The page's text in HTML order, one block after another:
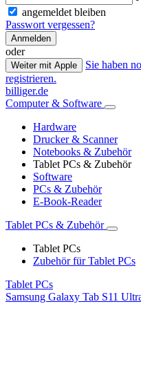
angemeldet bleiben
Passwort vergessen?
Anmelden
oder
Weiter mit Apple
Sie haben
registrieren.
billiger.de
Computer & Software
Hardware
Drucker & Scanner
Notebooks & Zubehör
Tablet PCs & Zubehör
Software
PCs & Zubehör
E-Book-Reader
Tablet PCs & Zubehör
Tablet PCs
Zubehör für Tablet PCs
Tablet PCs
Samsung Galaxy Tab S11